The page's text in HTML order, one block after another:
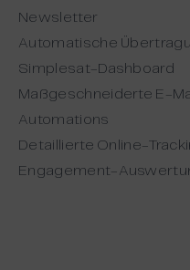
Newsletter
Automatische
Simplesat-Dashboard
Maßgeschneiderte E-
Automations
Detaillierte Online-
Engagement-